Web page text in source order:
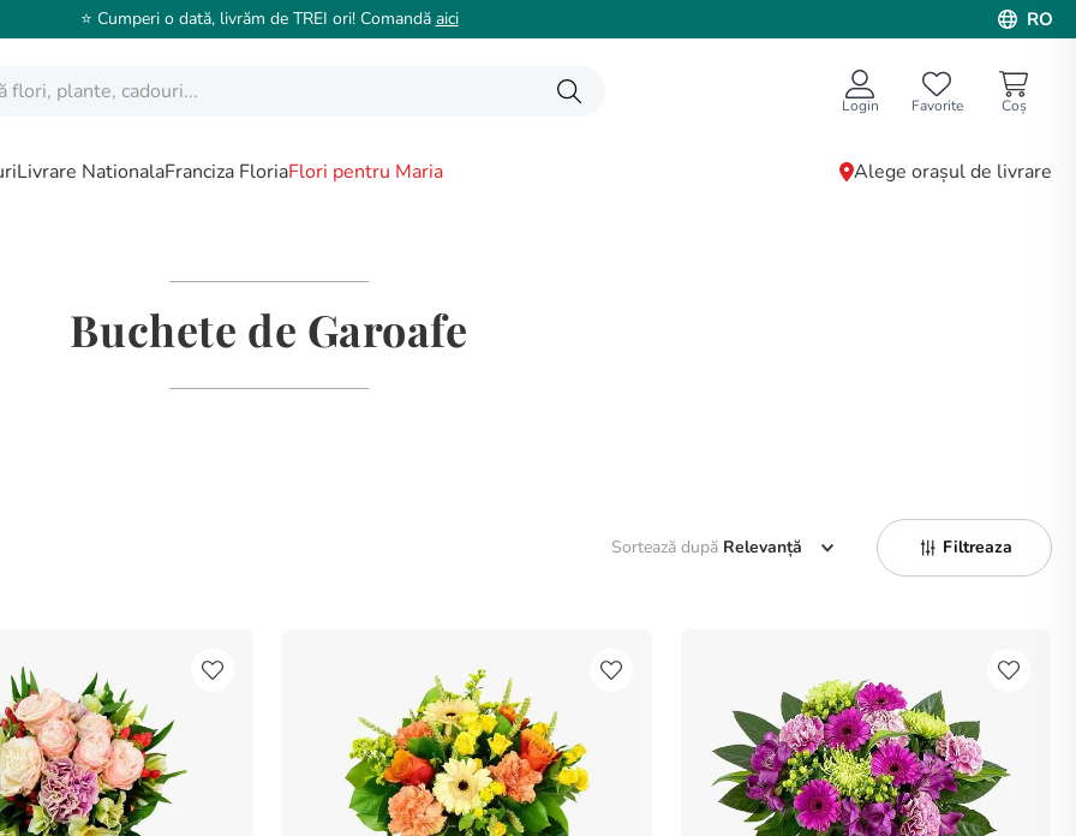
⭐️ Cumperi o dată, livrăm de TREI ori! Comandă aici RO
Login Favorite
Livrare NationalaFranciza FloriaFlori pentru Maria Alege orașul de livrare
Buchete de Garoafe
Sortează după Relevanță Filtreaza